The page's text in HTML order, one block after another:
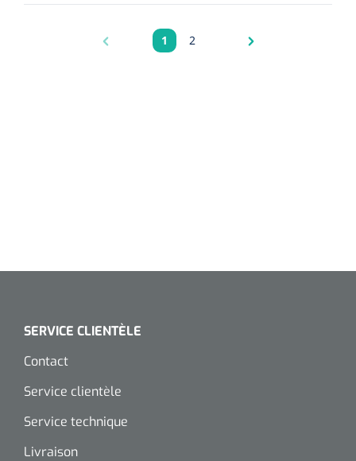
Pagina
1 Pagina
2
SERVICE CLIENTÈLE
Contact
Service clientèle
Service technique
Livraison